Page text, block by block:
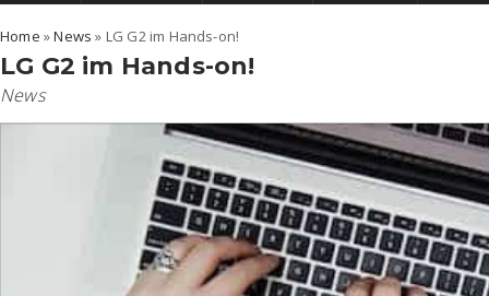
Home »News » LG G2 im Hands-on!
LG G2 im Hands-on!
News